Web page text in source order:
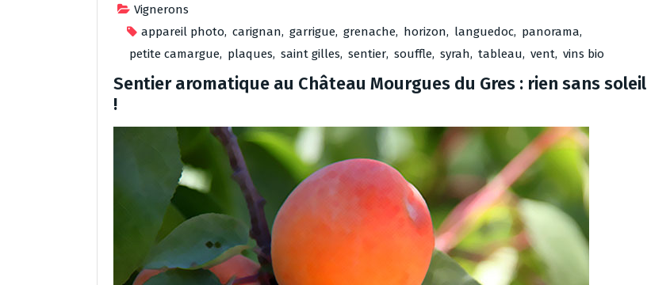
Vignerons
appareil photo, carignan, garrigue, grenache, horizon, languedoc, panorama,
petite camargue, plaques, saint gilles, sentier, souffle, syrah, tableau, vent, vins bio
Sentier aromatique au Château Mourgues du Gres : rien sans soleil
!